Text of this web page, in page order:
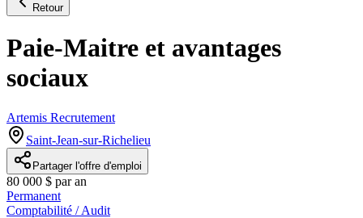
Retour
Paie-Maitre et avantages
sociaux
Artemis Recrutement
Saint-Jean-sur-Richelieu
Partager l'offre d'emploi
80 000 $ par an
Permanent
Comptabilité / Audit